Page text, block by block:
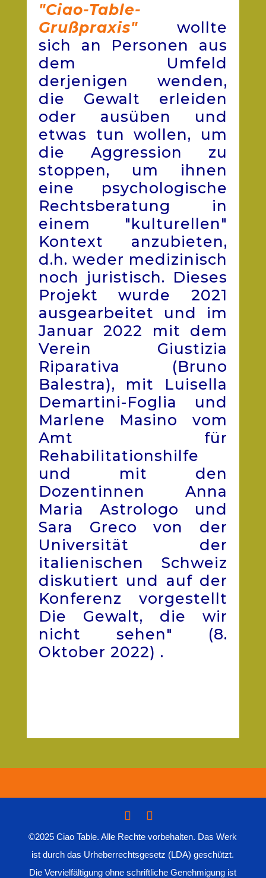
"Ciao-Table-
Grußpraxis"wollte
sich an Personen aus
dem Umfeld
derjenigen wenden,
die Gewalt erleiden
oder ausüben und
etwas tun wollen, um
die Aggression zu
stoppen, um ihnen
eine psychologische
Rechtsberatung in
einem "kulturellen"
Kontext anzubieten,
d.h. weder medizinisch
noch juristisch. Dieses
Projekt wurde 2021
ausgearbeitet und im
Januar 2022 mit dem
Verein Giustizia
Riparativa (Bruno
Balestra), mit Luisella
Demartini-Foglia und
Marlene Masino vom
Amt für
Rehabilitationshilfe
und mit den
Dozentinnen Anna
Maria Astrologo und
Sara Greco von der
Universität der
italienischen Schweiz
diskutiert und auf der
Konferenz vorgestellt
Die Gewalt, die wir
nicht sehen" (8.
Oktober 2022) .
©2025 Ciao Table. Alle Rechte vorbehalten. Das Werk
ist durch das Urheberrechtsgesetz (LDA) geschützt.
Die Vervielfältigung ohne schriftliche Genehmigung ist